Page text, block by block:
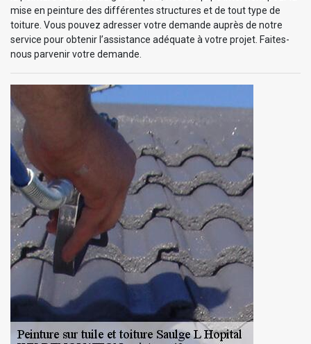
mise en peinture des différentes structures et de tout type de
toiture. Vous pouvez adresser votre demande auprès de notre
service pour obtenir l’assistance adéquate à votre projet. Faites-
nous parvenir votre demande.